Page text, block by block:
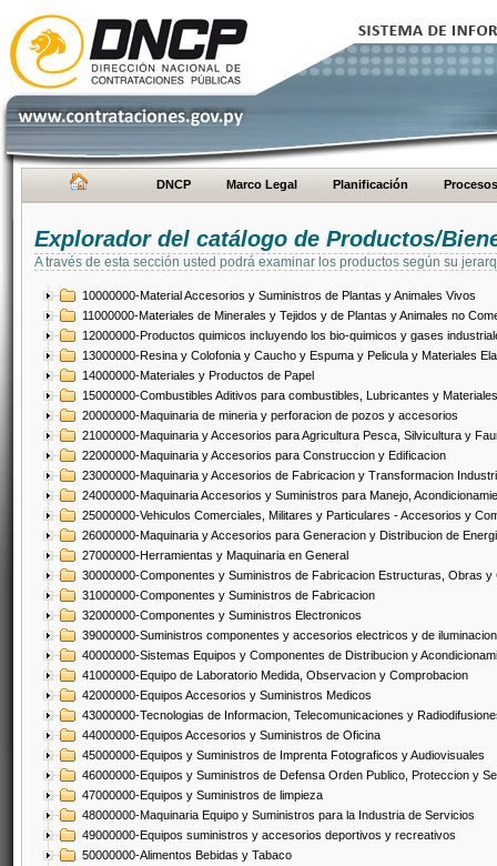
DNCP Marco Legal Planificación Procesos
Explorador del catálogo de Productos/
A través de esta sección usted podrá examinar los productos según su
10000000-Material Accesorios y Suministros de Plantas y Animales Vivos
11000000-Materiales de Minerales y Tejidos y de Plantas y Animales no
12000000-Productos quimicos incluyendo los bio-quimicos y gases
13000000-Resina y Colofonia y Caucho y Espuma y Pelicula y Materiales
14000000-Materiales y Productos de Papel
15000000-Combustibles Aditivos para combustibles, Lubricantes y
20000000-Maquinaria de mineria y perforacion de pozos y accesorios
21000000-Maquinaria y Accesorios para Agricultura Pesca, Silvicultura y
22000000-Maquinaria y Accesorios para Construccion y Edificacion
23000000-Maquinaria y Accesorios de Fabricacion y Transformacion
24000000-Maquinaria Accesorios y Suministros para Manejo,
25000000-Vehiculos Comerciales, Militares y Particulares - Accesorios y
26000000-Maquinaria y Accesorios para Generacion y Distribucion de
27000000-Herramientas y Maquinaria en General
30000000-Componentes y Suministros de Fabricacion Estructuras, Obras
31000000-Componentes y Suministros de Fabricacion
32000000-Componentes y Suministros Electronicos
39000000-Suministros componentes y accesorios electricos y de iluminacion
40000000-Sistemas Equipos y Componentes de Distribucion y
41000000-Equipo de Laboratorio Medida, Observacion y Comprobacion
42000000-Equipos Accesorios y Suministros Medicos
43000000-Tecnologias de Informacion, Telecomunicaciones y
44000000-Equipos Accesorios y Suministros de Oficina
45000000-Equipos y Suministros de Imprenta Fotograficos y Audiovisuales
46000000-Equipos y Suministros de Defensa Orden Publico, Proteccion y
47000000-Equipos y Suministros de limpieza
48000000-Maquinaria Equipo y Suministros para la Industria de Servicios
49000000-Equipos suministros y accesorios deportivos y recreativos
50000000-Alimentos Bebidas y Tabaco